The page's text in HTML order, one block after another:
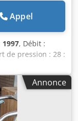
Appel
1997, Débit :
de pression : 28 :
Annonce